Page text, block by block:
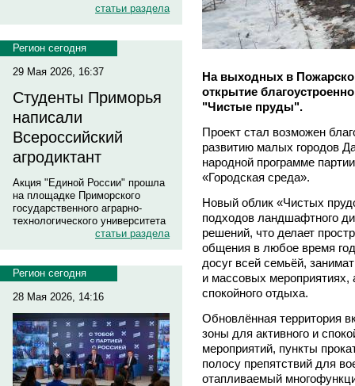
статьи раздела
Регион сегодня
29 Мая 2026, 16:37
Студенты Приморья
написали
Всероссийский
агродиктант
Акция "Единой России" прошла
на площадке Приморского
государственного аграрно-
технологического университета
статьи раздела
Регион сегодня
28 Мая 2026, 14:16
На выходных в
открытие
"Чистые пруды".
Проект стал возможен
развитию малых городов
народной программе
«Городская среда».
Новый облик «Чистых
подходов ландшафтного
решений, что делает
общения в любое время
досуг всей семьёй,
и массовых мероприятиях,
спокойного отдыха.
Обновлённая территория
зоны для активного и
мероприятий, пункты
полосу препятствий для
отапливаемый